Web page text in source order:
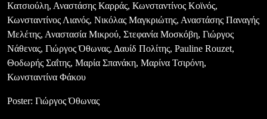
Κατσιούλη, Αναστάσης Καρράς, Κωνσταντίνος Κοϊνός,
Κωνσταντίνος Λιανός, Νικόλας Μαγκριώτης, Αναστάσης Παναγής
Μελέτης, Αναστασία Μικρού, Στεφανία Μοσκόβη, Γιώργος
Νάθενας, Γιώργος Όθωνας, Δαυίδ Πολίτης, Pauline Rouzet,
Θοδωρής Σαΐτης, Μαρία Σπανάκη, Μαρίνα Τσιρόνη,
Κωνσταντίνα Φάκου
Poster: Γιώργος Όθωνας